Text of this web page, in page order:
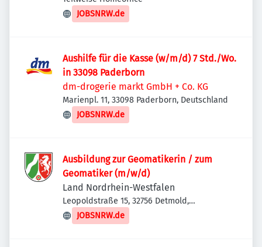
JOBSNRW.de
Aushilfe für die Kasse (w/m/d) 7 Std./Wo.
in 33098 Paderborn
dm-drogerie markt GmbH + Co. KG
Marienpl. 11, 33098 Paderborn, Deutschland
JOBSNRW.de
Ausbildung zur Geomatikerin / zum
Geomatiker (m/w/d)
Land Nordrhein-Westfalen
Leopoldstraße 15, 32756 Detmold,
Deutschland
JOBSNRW.de